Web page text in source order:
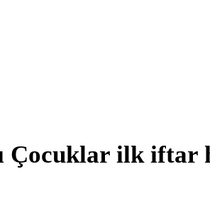
Çocuklar ilk iftar